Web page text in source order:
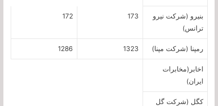
بنیرو (شرکت نیرو
ترانس)
173
172
رمپنا (شرکت مپنا) 1323
1286
اخابر(مخابرات
ایران)
کگل (شرکت گل